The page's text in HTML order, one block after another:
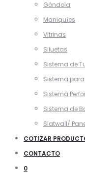
Góndola
Maniquíes
Vitrinas
Siluetas
Sistema de
Sistema para
Sistema
Sistema de
Slatwall/
COTIZAR
CONTACTO
0